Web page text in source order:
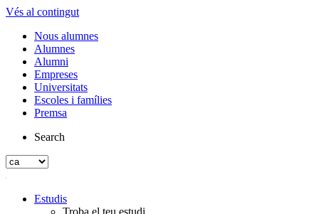
Vés al contingut
Nous alumnes
Alumnes
Alumni
Empreses
Universitats
Escoles i famílies
Premsa
Search
Estudis
Troba el teu estudi